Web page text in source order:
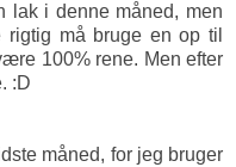
lak i denne måned, men
må bruge en op til
100% rene. Men efter
:D
måned, for jeg bruger